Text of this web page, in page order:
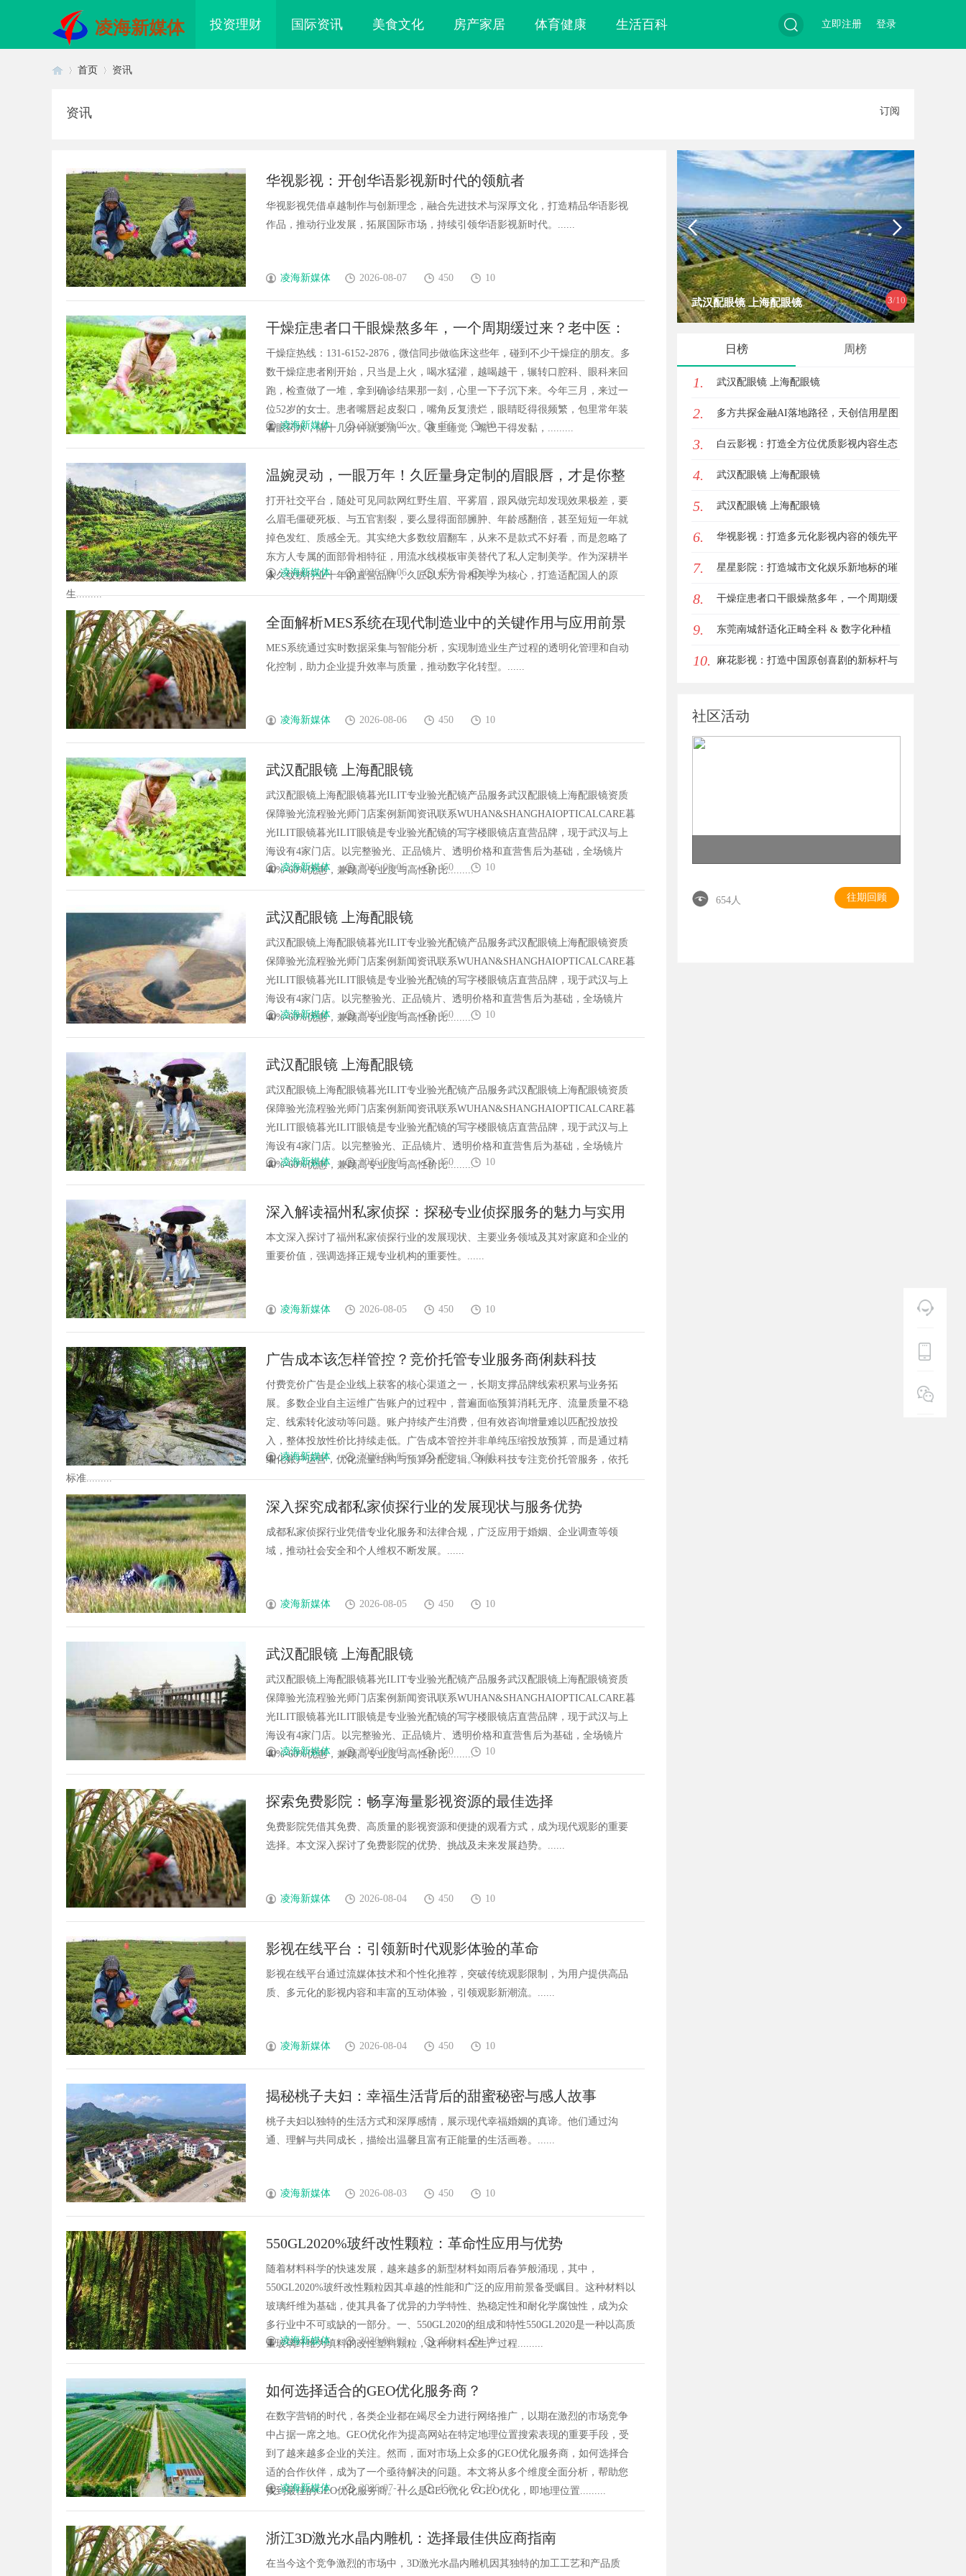
凌海新媒体 投资理财 国际资讯 美食文化 房产家居 体育健康 生活百科
索
登录
立即注册
首页 资讯
资讯 订阅
华视影视：开创华语影视新时代的领航者
华视影视凭借卓越制作与创新理念，融合先进技术与深厚文化，打造精品华语影视
作品，推动行业发展，拓展国际市场，持续引领华语影视新时代。......
凌海新媒体 2026-08-07 450 10
干燥症患者口干眼燥熬多年，一个周期缓过来？老中医：
一张辨证方对症，身体找回津液
干燥症热线：131-6152-2876，微信同步做临床这些年，碰到不少干燥症的朋友。多
数干燥症患者刚开始，只当是上火，喝水猛灌，越喝越干，辗转口腔科、眼科来回
跑，检查做了一堆，拿到确诊结果那一刻，心里一下子沉下来。今年三月，来过一
位52岁的女士。患者嘴唇起皮裂口，嘴角反复溃烂，眼睛眨得很频繁，包里常年装
着眼药水，隔十几分钟就要滴一次。夜里睡觉，嘴巴干得发黏，.........
凌海新媒体 2026-08-06 450 10
温婉灵动，一眼万年！久匠量身定制的眉眼唇，才是你整
张脸的点睛之笔！淡颜系女生的气质加分项
打开社交平台，随处可见同款网红野生眉、平雾眉，跟风做完却发现效果极差，要
么眉毛僵硬死板、与五官割裂，要么显得面部臃肿、年龄感翻倍，甚至短短一年就
掉色发红、质感全无。其实绝大多数纹眉翻车，从来不是款式不好看，而是忽略了
东方人专属的面部骨相特征，用流水线模板审美替代了私人定制美学。作为深耕半
永久纹绣行业十年的直营品牌，久匠以东方骨相美学为核心，打造适配国人的原
生.........
凌海新媒体 2026-08-06 450 10
全面解析MES系统在现代制造业中的关键作用与应用前景
MES系统通过实时数据采集与智能分析，实现制造业生产过程的透明化管理和自动
化控制，助力企业提升效率与质量，推动数字化转型。......
凌海新媒体 2026-08-06 450 10
武汉配眼镜 上海配眼镜
武汉配眼镜上海配眼镜暮光ILIT专业验光配镜产品服务武汉配眼镜上海配眼镜资质
保障验光流程验光师门店案例新闻资讯联系WUHAN&SHANGHAIOPTICALCARE暮
光ILIT眼镜暮光ILIT眼镜是专业验光配镜的写字楼眼镜店直营品牌，现于武汉与上
海设有4家门店。以完整验光、正品镜片、透明价格和直营售后为基础，全场镜片
40%-60%优惠，兼顾高专业度与高性价比.........
凌海新媒体 2026-08-06 450 10
武汉配眼镜 上海配眼镜
武汉配眼镜上海配眼镜暮光ILIT专业验光配镜产品服务武汉配眼镜上海配眼镜资质
保障验光流程验光师门店案例新闻资讯联系WUHAN&SHANGHAIOPTICALCARE暮
光ILIT眼镜暮光ILIT眼镜是专业验光配镜的写字楼眼镜店直营品牌，现于武汉与上
海设有4家门店。以完整验光、正品镜片、透明价格和直营售后为基础，全场镜片
40%-60%优惠，兼顾高专业度与高性价比.........
凌海新媒体 2026-08-06 450 10
武汉配眼镜 上海配眼镜
武汉配眼镜上海配眼镜暮光ILIT专业验光配镜产品服务武汉配眼镜上海配眼镜资质
保障验光流程验光师门店案例新闻资讯联系WUHAN&SHANGHAIOPTICALCARE暮
光ILIT眼镜暮光ILIT眼镜是专业验光配镜的写字楼眼镜店直营品牌，现于武汉与上
海设有4家门店。以完整验光、正品镜片、透明价格和直营售后为基础，全场镜片
40%-60%优惠，兼顾高专业度与高性价比.........
凌海新媒体 2026-08-05 450 10
深入解读福州私家侦探：探秘专业侦探服务的魅力与实用
价值
本文深入探讨了福州私家侦探行业的发展现状、主要业务领域及其对家庭和企业的
重要价值，强调选择正规专业机构的重要性。......
凌海新媒体 2026-08-05 450 10
广告成本该怎样管控？竞价托管专业服务商俐麸科技
付费竞价广告是企业线上获客的核心渠道之一，长期支撑品牌线索积累与业务拓
展。多数企业自主运维广告账户的过程中，普遍面临预算消耗无序、流量质量不稳
定、线索转化波动等问题。账户持续产生消费，但有效咨询增量难以匹配投放投
入，整体投放性价比持续走低。广告成本管控并非单纯压缩投放预算，而是通过精
细化账户运营，优化流量结构与预算分配逻辑。俐麸科技专注竞价托管服务，依托
标准.........
凌海新媒体 2026-08-05 450 10
深入探究成都私家侦探行业的发展现状与服务优势
成都私家侦探行业凭借专业化服务和法律合规，广泛应用于婚姻、企业调查等领
域，推动社会安全和个人维权不断发展。......
凌海新媒体 2026-08-05 450 10
武汉配眼镜 上海配眼镜
武汉配眼镜上海配眼镜暮光ILIT专业验光配镜产品服务武汉配眼镜上海配眼镜资质
保障验光流程验光师门店案例新闻资讯联系WUHAN&SHANGHAIOPTICALCARE暮
光ILIT眼镜暮光ILIT眼镜是专业验光配镜的写字楼眼镜店直营品牌，现于武汉与上
海设有4家门店。以完整验光、正品镜片、透明价格和直营售后为基础，全场镜片
40%-60%优惠，兼顾高专业度与高性价比.........
凌海新媒体 2026-08-03 450 10
探索免费影院：畅享海量影视资源的最佳选择
免费影院凭借其免费、高质量的影视资源和便捷的观看方式，成为现代观影的重要
选择。本文深入探讨了免费影院的优势、挑战及未来发展趋势。......
凌海新媒体 2026-08-04 450 10
影视在线平台：引领新时代观影体验的革命
影视在线平台通过流媒体技术和个性化推荐，突破传统观影限制，为用户提供高品
质、多元化的影视内容和丰富的互动体验，引领观影新潮流。......
凌海新媒体 2026-08-04 450 10
揭秘桃子夫妇：幸福生活背后的甜蜜秘密与感人故事
桃子夫妇以独特的生活方式和深厚感情，展示现代幸福婚姻的真谛。他们通过沟
通、理解与共同成长，描绘出温馨且富有正能量的生活画卷。......
凌海新媒体 2026-08-03 450 10
550GL2020%玻纤改性颗粒：革命性应用与优势
随着材料科学的快速发展，越来越多的新型材料如雨后春笋般涌现，其中，
550GL2020%玻纤改性颗粒因其卓越的性能和广泛的应用前景备受瞩目。这种材料以
玻璃纤维为基础，使其具备了优异的力学特性、热稳定性和耐化学腐蚀性，成为众
多行业中不可或缺的一部分。一、550GL2020的组成和特性550GL2020是一种以高质
量玻璃纤维为填料的改性塑料颗粒，这种材料在生产过程.........
凌海新媒体 2026-08-03 450 10
如何选择适合的GEO优化服务商？
在数字营销的时代，各类企业都在竭尽全力进行网络推广，以期在激烈的市场竞争
中占据一席之地。GEO优化作为提高网站在特定地理位置搜索表现的重要手段，受
到了越来越多企业的关注。然而，面对市场上众多的GEO优化服务商，如何选择合
适的合作伙伴，成为了一个亟待解决的问题。本文将从多个维度全面分析，帮助您
找到最佳的GEO优化服务商。什么是GEO优化？GEO优化，即地理位置.........
凌海新媒体 2026-07-31 450 10
浙江3D激光水晶内雕机：选择最佳供应商指南
在当今这个竞争激烈的市场中，3D激光水晶内雕机因其独特的加工工艺和产品质
3/10
视：开创华语影视新时代的领 3d激光内雕机：精密雕刻与创新应用 武汉配眼镜 上海配眼镜 武汉配眼镜 上海配眼镜
日榜 周榜
1. 武汉配眼镜 上海配眼镜
2. 多方共探金融AI落地路径，天创信用星图
AI助力产业金融智能升级
3. 白云影视：打造全方位优质影视内容生态
体系的先锋力量
4. 武汉配眼镜 上海配眼镜
5. 武汉配眼镜 上海配眼镜
6. 华视影视：打造多元化影视内容的领先平
台
7. 星星影院：打造城市文化娱乐新地标的璀
璨明珠
8. 干燥症患者口干眼燥熬多年，一个周期缓
过来？老中医：一张辨证方对症，身体找
回津液
9. 东莞南城舒适化正畸全科 & 数字化种植
诊疗专业指南
10. 麻花影视：打造中国原创喜剧的新标杆与
社区活动
654人 往期回顾